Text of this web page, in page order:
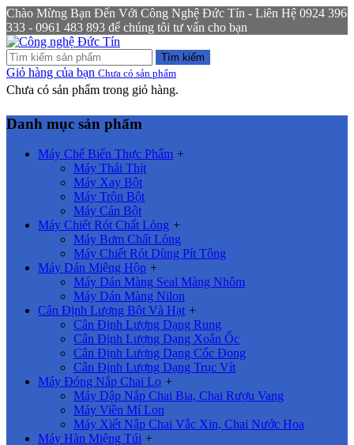
Chào Mừng Bạn Đến Với Công Nghệ Đức Tín - Liên Hệ 0924 396
333 - 0961 483 893 để chúng tôi tư vấn cho bạn
Tìm kiếm
Giỏ hàng của bạn Chưa có sản phẩm
Chưa có sản phẩm trong giỏ hàng.
Danh mục sản phẩm
Máy Chế Biến Thực Phẩm +
Máy Thái Thịt
Máy Xay Bột
Máy Trộn Bột
Máy Cán Bột
Máy Chiết Rót Chất Lỏng +
Máy Bơm Chất Lỏng
Máy Chiết Rót Dùng Pít Tông
Máy Dán Miệng Hộp +
Máy Dán Màng Seal Màng Nhôm
Máy Dán Màng Nilon
Cân Định Lượng Bột Và Hạt +
Cân Định Lượng Dạng Rung
Cân Định Lượng Dạng Xoắn Ốc
Cân Định Lượng Dạng Cốc Đong
Cân Định Lượng Dạng Trục Vít
Máy Đóng Nắp Chai Lọ +
Máy Dập Nắp Chai Bia, Chai Rượu Vang
Máy Viền Mí Lon
Máy Xiết Nắp Chai Vắc Xin, Chai Nước Hoa
Máy Hàn Miệng Túi +